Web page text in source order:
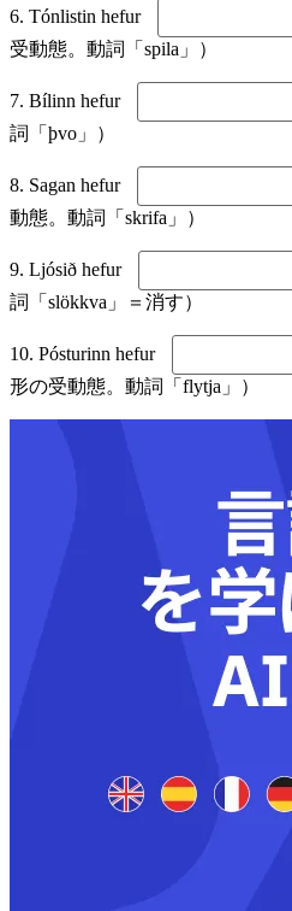
6. Tónlistin hefur
受動態。動詞「spila」）
7. Bílinn hefur
詞「þvo」）
8. Sagan hefur
動態。動詞「skrifa」）
9. Ljósið hefur
詞「slökkva」＝消す）
10. Pósturinn hefur
形の受動態。動詞「flytja」）